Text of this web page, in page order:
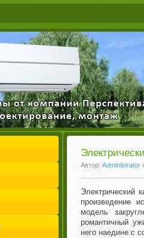
Автор: Administrator
Электрический
произведение
модель
романтичный
него наедине с